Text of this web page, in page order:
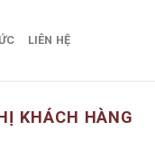
LIÊN HỆ
KHÁCH HÀNG